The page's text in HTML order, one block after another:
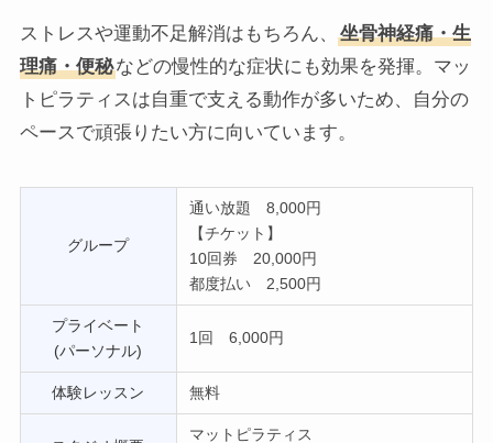
ストレスや運動不足解消はもちろん、
坐骨神経痛・生
理痛・便秘などの慢性的な症状にも効果を発揮。マッ
トピラティスは自重で支える動作が多いため、自分の
ペースで頑張りたい方に向いています。
グループ
通い放題 8,000円
【チケット】
10回券 20,000円
都度払い 2,500円
プライベート
(パーソナル)
1回 6,000円
体験レッスン 無料
マットピラティス